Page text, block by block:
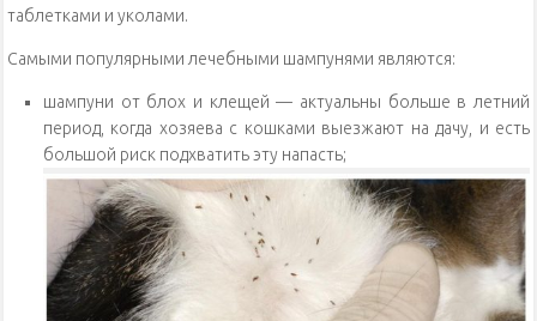
таблетками и уколами.
Самыми популярными лечебными шампунями являются:
шампуни от блох и клещей — актуальны больше в летний
период, когда хозяева с кошками выезжают на дачу, и есть
большой риск подхватить эту напасть;